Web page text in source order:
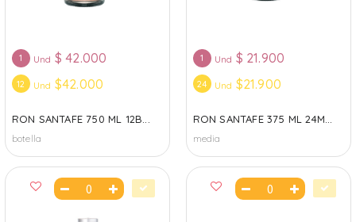
1 Und $ 42.000
12 Und $42.000
RON SANTAFE 750 ML 12B...
botella
1 Und $ 21.900
24 Und $21.900
RON SANTAFE 375 ML 24M...
media